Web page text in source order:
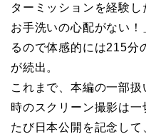
ターミッションを経験
お手洗いの心配がない
るので体感的には215分
が続出。
これまで、本編の一部
時のスクリーン撮影は
たび日本公開を記念して